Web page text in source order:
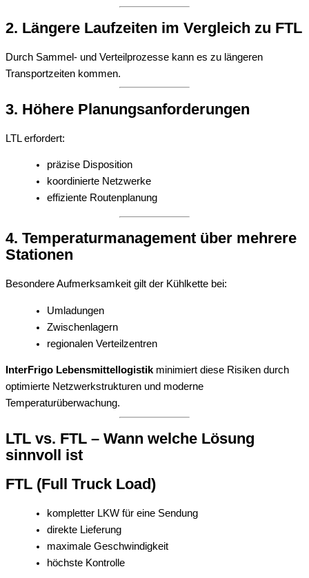
2. Längere Laufzeiten im Vergleich zu FTL
Durch Sammel- und Verteilprozesse kann es zu längeren
Transportzeiten kommen.
3. Höhere Planungsanforderungen
LTL erfordert:
präzise Disposition
koordinierte Netzwerke
effiziente Routenplanung
4. Temperaturmanagement über mehrere
Stationen
Besondere Aufmerksamkeit gilt der Kühlkette bei:
Umladungen
Zwischenlagern
regionalen Verteilzentren
InterFrigo Lebensmittellogistikminimiert diese Risiken durch
optimierte Netzwerkstrukturen und moderne
Temperaturüberwachung.
LTL vs. FTL – Wann welche Lösung
sinnvoll ist
FTL (Full Truck Load)
kompletter LKW für eine Sendung
direkte Lieferung
maximale Geschwindigkeit
höchste Kontrolle